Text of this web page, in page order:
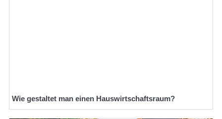
Wie gestaltet man einen Hauswirtschaftsraum?